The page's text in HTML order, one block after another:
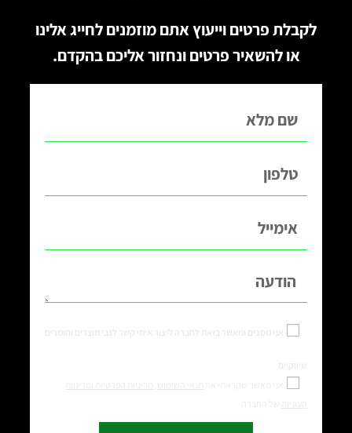
לקבלת פרטים וייעוץ אתם מוזמנים לחייג אלינו
או להשאיר פרטים ונחזור אליכם בהקדם.